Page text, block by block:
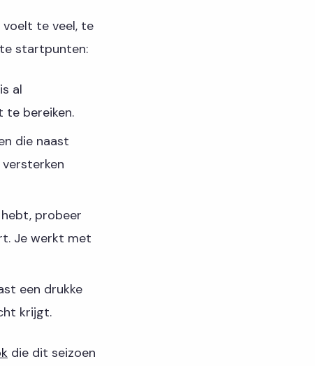
te veel, te
startpunten:
al
te bereiken.
die naast
probeer
Je werkt met
een drukke
krijgt.
die dit seizoen